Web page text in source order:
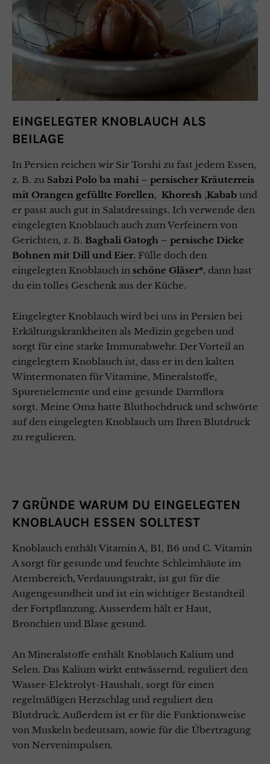
EINGELEGTER KNOBLAUCH ALS
BEILAGE
In Persien reichen wir Sir Torshi zu fast jedem Essen,
z. B. zu Sabzi Polo ba mahi – persischer Kräuterreis
mit Orangen gefüllte Forellen, Khoresh ,Kabab und
er passt auch gut in Salatdressings. Ich verwende den
eingelegten Knoblauch auch zum Verfeinern von
Gerichten, z. B. Baghali Gatogh – persische Dicke
Bohnen mit Dill und Eier. Fülle doch den
eingelegten Knoblauch in schöne Gläser*, dann hast
du ein tolles Geschenk aus der Küche.
Eingelegter Knoblauch wird bei uns in Persien bei
Erkältungskrankheiten als Medizin gegeben und
sorgt für eine starke Immunabwehr. Der Vorteil an
eingelegtem Knoblauch ist, dass er in den kalten
Wintermonaten für Vitamine, Mineralstoffe,
Spurenelemente und eine gesunde Darmflora
sorgt. Meine Oma hatte Bluthochdruck und schwörte
auf den eingelegten Knoblauch um Ihren Blutdruck
zu regulieren.
7 GRÜNDE WARUM DU EINGELEGTEN
KNOBLAUCH ESSEN SOLLTEST
Knoblauch enthält Vitamin A, B1, B6 und C. Vitamin
A sorgt für gesunde und feuchte Schleimhäute im
Atembereich, Verdauungstrakt, ist gut für die
Augengesundheit und ist ein wichtiger Bestandteil
der Fortpflanzung. Ausserdem hält er Haut,
Bronchien und Blase gesund.
An Mineralstoffe enthält Knoblauch Kalium und
Selen. Das Kalium wirkt entwässernd, reguliert den
Wasser-Elektrolyt-Haushalt, sorgt für einen
regelmäßigen Herzschlag und reguliert den
Blutdruck. Außerdem ist er für die Funktionsweise
von Muskeln bedeutsam, sowie für die Übertragung
von Nervenimpulsen.